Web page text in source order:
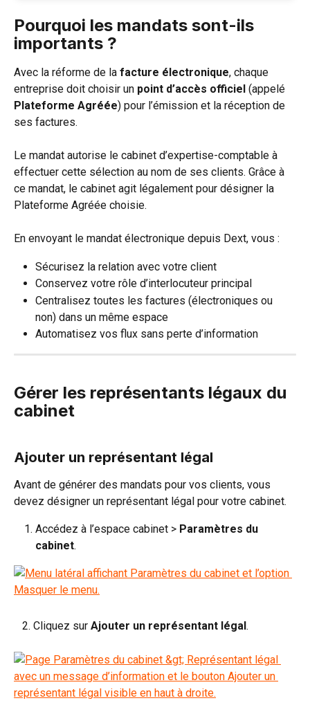
Pourquoi les mandats sont-ils
importants ?
Avec la réforme de la facture électronique, chaque
entreprise doit choisir un point d’accès officiel (appelé
Plateforme Agréée) pour l’émission et la réception de
ses factures.
Le mandat autorise le cabinet d’expertise-comptable à
effectuer cette sélection au nom de ses clients. Grâce à
ce mandat, le cabinet agit légalement pour désigner la
Plateforme Agréée choisie.
En envoyant le mandat électronique depuis Dext, vous :
Sécurisez la relation avec votre client
Conservez votre rôle d’interlocuteur principal
Centralisez toutes les factures (électroniques ou
non) dans un même espace
Automatisez vos flux sans perte d’information
Gérer les représentants légaux du
cabinet
Ajouter un représentant légal
Avant de générer des mandats pour vos clients, vous
devez désigner un représentant légal pour votre cabinet.
Accédez à l’espace cabinet > Paramètres du
cabinet.
   2. Cliquez sur
Ajouter un représentant légal.